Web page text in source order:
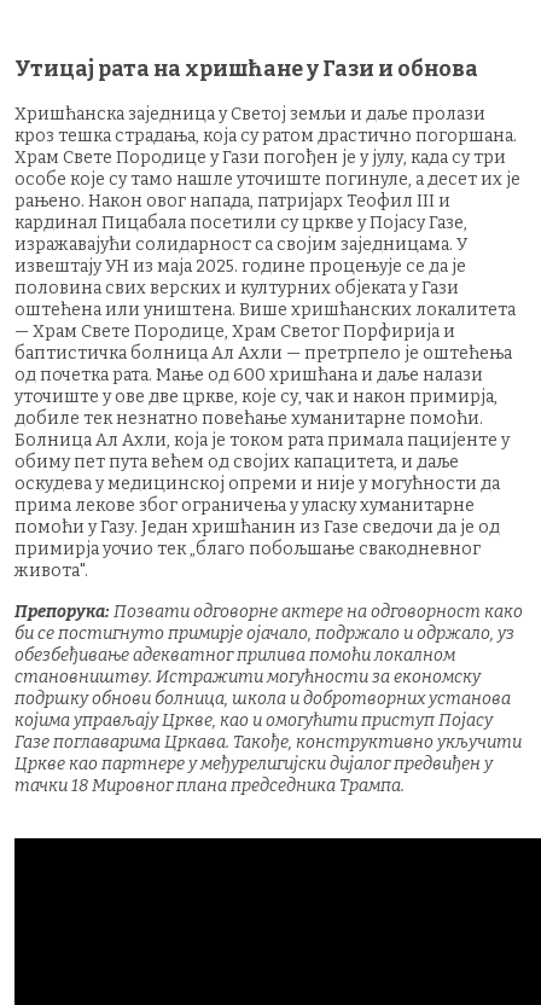
Утицај рата на хришћане у Гази и обнова
Хришћанска заједница у Светој земљи и даље пролази
кроз тешка страдања, која су ратом драстично погоршана.
Храм Свете Породице у Гази погођен је у јулу, када су три
особе које су тамо нашле уточиште погинуле, а десет их је
рањено. Након овог напада, патријарх Теофил III и
кардинал Пицабала посетили су цркве у Појасу Газе,
изражавајући солидарност са својим заједницама. У
извештају УН из маја 2025. године процењује се да је
половина свих верских и културних објеката у Гази
оштећена или уништена. Више хришћанских локалитета
— Храм Свете Породице, Храм Светог Порфирија и
баптистичка болница Ал Ахли — претрпело је оштећења
од почетка рата. Мање од 600 хришћана и даље налази
уточиште у ове две цркве, које су, чак и након примирја,
добиле тек незнатно повећање хуманитарне помоћи.
Болница Ал Ахли, која је током рата примала пацијенте у
обиму пет пута већем од својих капацитета, и даље
оскудева у медицинској опреми и није у могућности да
прима лекове због ограничења у уласку хуманитарне
помоћи у Газу. Један хришћанин из Газе сведочи да је од
примирја уочио тек „благо побољшање свакодневног
живота".
Препорука:Позвати одговорне актере на одговорност како
би се постигнуто примирје ојачало, подржало и одржало, уз
обезбеђивање адекватног прилива помоћи локалном
становништву. Истражити могућности за економску
подршку обнови болница, школа и добротворних установа
којима управљају Цркве, као и омогућити приступ Појасу
Газе поглаварима Цркава. Такође, конструктивно укључити
Цркве као партнере у међурелигијски дијалог предвиђен у
тачки 18 Мировног плана председника Трампа.